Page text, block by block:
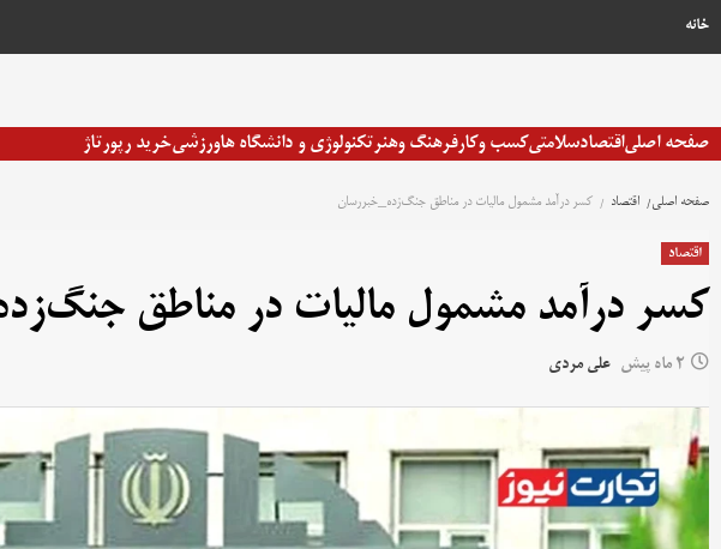
خانه
صفحه اصلیاقتصادسلامتیکسب وکارفرهنگ وهنرتکنولوژی و دانشگاه هاورزشیخرید رپورتاژ
صفحه اصلی اقتصاد کسر درآمد مشمول مالیات در مناطق جنگ‌زده_خبررسان
اقتصاد
کسر درآمد مشمول مالیات در مناطق
2 ماه پیش علی مردی